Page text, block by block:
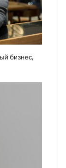
бизнес,